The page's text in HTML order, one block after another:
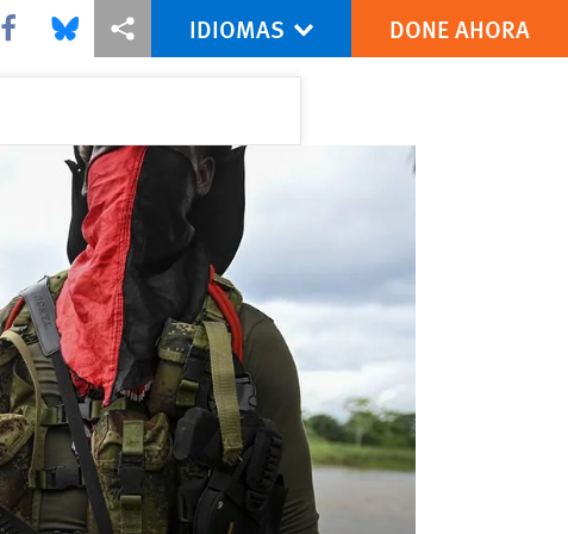
Share this via Facebook
Share this via Bluesky
Share this via Compartir
IDIOMAS DONE AHORA